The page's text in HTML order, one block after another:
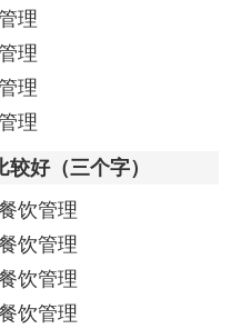
理
理
理
理
好（三个字）
饮管理
饮管理
饮管理
饮管理